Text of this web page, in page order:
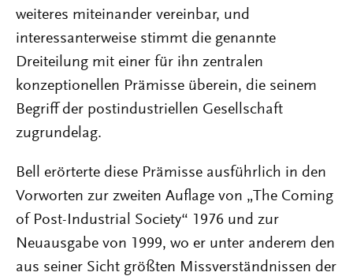
weiteres miteinander vereinbar, und
interessanterweise stimmt die genannte
Dreiteilung mit einer für ihn zentralen
konzeptionellen Prämisse überein, die seinem
Begriff der postindustriellen Gesellschaft
zugrundelag.
Bell erörterte diese Prämisse ausführlich in den
Vorworten zur zweiten Auflage von „The Coming
of Post-Industrial Society“ 1976 und zur
Neuausgabe von 1999, wo er unter anderem den
aus seiner Sicht größten Missverständnissen der